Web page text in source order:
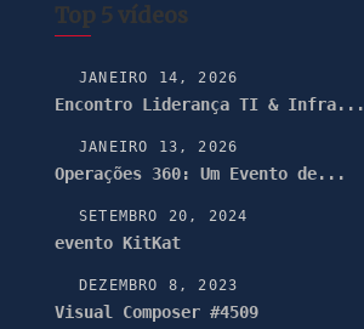
Top 5 vídeos
JANEIRO 14, 2026
Encontro Liderança TI & Infra...
JANEIRO 13, 2026
Operações 360: Um Evento de...
SETEMBRO 20, 2024
evento KitKat
DEZEMBRO 8, 2023
Visual Composer #4509